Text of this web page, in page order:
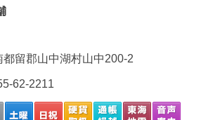
留郡山中湖村山中200-2
62-2211